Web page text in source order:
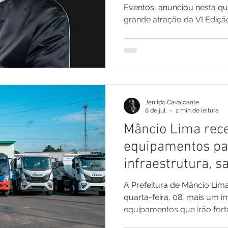
Eventos, anunciou nesta
grande atração da VI
encerrar a programação
nos dias 25, 26 e 27 de
Brito promete levar mui
Mâncio Lima
equipamentos
infraestrutura,
públicos
A Prefeitura de Mâncio
quarta-feira, 08, mais um importante conjunto de
equipamentos que irão
Jenildo Cavalcante
8 de jul.
2 min de leitura